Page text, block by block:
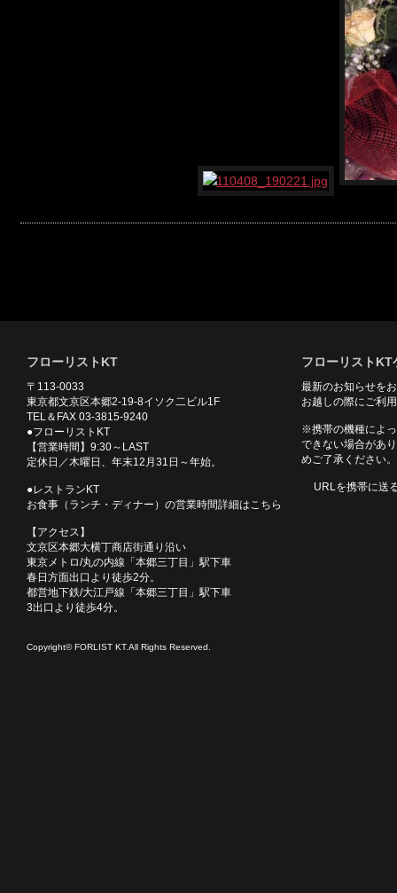
フローリストKT
〒113-0033
東京都文京区本郷2-19-8イソク二ビル1F
TEL＆FAX 03-3815-9240
●フローリストKT
【営業時間】9:30～LAST
定休日／木曜日、年末12月31日～年始。
●レストランKT
お食事（ランチ・ディナー）の営業時間詳細はこちら
【アクセス】
文京区本郷大横丁商店街通り沿い
東京メトロ/丸の内線「本郷三丁目」駅下車
春日方面出口より徒歩2分。
都営地下鉄/大江戸線「本郷三丁目」駅下車
3出口より徒歩4分。
フローリストKT
最新のお知らせを
お越しの際にご利
※携帯の機種によ
できない場合があ
めご了承ください。
URLを携帯に送
Copyright© FORLIST KT.All Rights Reserved.